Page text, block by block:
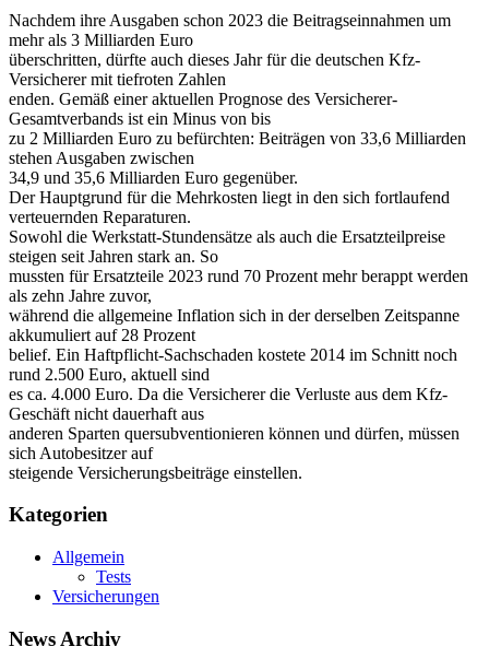
Nachdem ihre Ausgaben schon 2023 die Beitragseinnahmen um
mehr als 3 Milliarden Euro
überschritten, dürfte auch dieses Jahr für die deutschen Kfz-
Versicherer mit tiefroten Zahlen
enden. Gemäß einer aktuellen Prognose des Versicherer-
Gesamtverbands ist ein Minus von bis
zu 2 Milliarden Euro zu befürchten: Beiträgen von 33,6 Milliarden
stehen Ausgaben zwischen
34,9 und 35,6 Milliarden Euro gegenüber.
Der Hauptgrund für die Mehrkosten liegt in den sich fortlaufend
verteuernden Reparaturen.
Sowohl die Werkstatt-Stundensätze als auch die Ersatzteilpreise
steigen seit Jahren stark an. So
mussten für Ersatzteile 2023 rund 70 Prozent mehr berappt werden
als zehn Jahre zuvor,
während die allgemeine Inflation sich in der derselben Zeitspanne
akkumuliert auf 28 Prozent
belief. Ein Haftpflicht-Sachschaden kostete 2014 im Schnitt noch
rund 2.500 Euro, aktuell sind
es ca. 4.000 Euro. Da die Versicherer die Verluste aus dem Kfz-
Geschäft nicht dauerhaft aus
anderen Sparten quersubventionieren können und dürfen, müssen
sich Autobesitzer auf
steigende Versicherungsbeiträge einstellen.
Kategorien
Allgemein
Tests
Versicherungen
News Archiv